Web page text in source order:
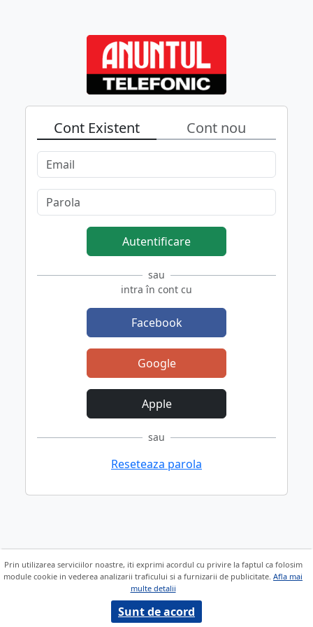
Cont Existent Cont nou
Autentificare
sau
intra în cont cu
Facebook
Google
Apple
sau
Reseteaza parola
Prin utilizarea serviciilor noastre, iti exprimi acordul cu privire la faptul ca folosim
module cookie in vederea analizarii traficului si a furnizarii de publicitate. Afla mai
multe detalii
Sunt de acord